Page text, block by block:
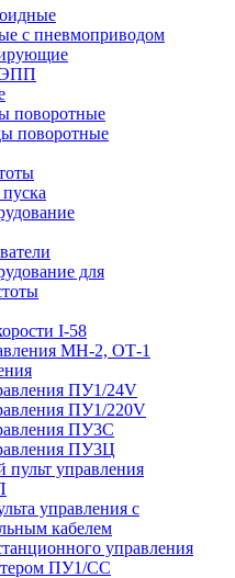
с пневмоприводом
ЭПП
поворотные
поворотные
для
I-58
МН-2, ОТ-1
ПУ1/24V
ПУ1/220V
ПУ3С
ПУ3Ц
управления
управления с
кабелем
управления
ПУ1/СС